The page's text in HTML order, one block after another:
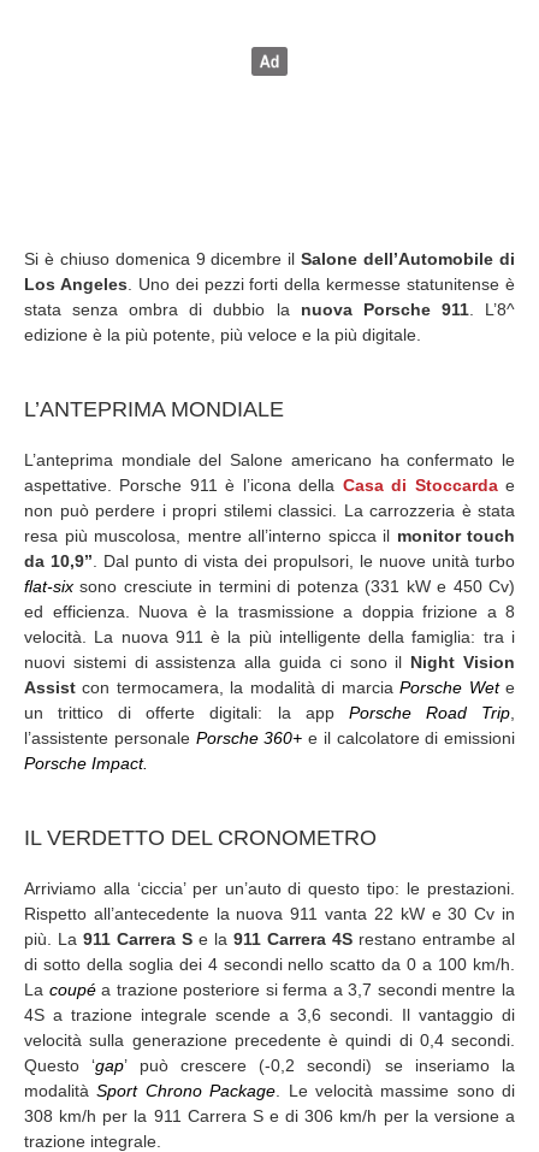
Si è chiuso domenica 9 dicembre ilSalone dell’Automobile di
Los Angeles . Uno dei pezzi forti della kermesse statunitense è
stata senza ombra di dubbio la nuova Porsche 911. L’8^
edizione è la più potente, più veloce e la più digitale.
L’ANTEPRIMA MONDIALE
L’anteprima mondiale del Salone americano ha confermato le
aspettative. Porsche 911 è l’icona della Casa di Stoccardae
non può perdere i propri stilemi classici. La carrozzeria è stata
resa più muscolosa, mentre all’interno spicca il monitor touch
da 10,9’’ . Dal punto di vista dei propulsori, le nuove unità turbo
flat-six sono cresciute in termini di potenza (331 kW e 450 Cv)
ed efficienza. Nuova è la trasmissione a doppia frizione a 8
velocità. La nuova 911 è la più intelligente della famiglia: tra i
nuovi sistemi di assistenza alla guida ci sono il Night Vision
Assist con termocamera, la modalità di marciaPorsche Wete
un trittico di offerte digitali: la app Porsche Road Trip
l’assistente personale Porsche 360+ e il calcolatore di emissioni
Porsche Impact.
IL VERDETTO DEL CRONOMETRO
Arriviamo alla ‘ciccia’ per un’auto di questo tipo: le prestazioni.
Rispetto all’antecedente la nuova 911 vanta 22 kW e 30 Cv in
più. La 911 Carrera S e la 911 Carrera 4S restano entrambe al
di sotto della soglia dei 4 secondi nello scatto da 0 a 100 km/h.
La coupéa trazione posteriore si ferma a 3,7 secondi mentre la
4S a trazione integrale scende a 3,6 secondi. Il vantaggio di
velocità sulla generazione precedente è quindi di 0,4 secondi.
Questo ‘gap’ può crescere (-0,2 secondi) se inseriamo la
modalitàSport Chrono Package . Le velocità massime sono di
308 km/h per la 911 Carrera S e di 306 km/h per la versione a
trazione integrale.